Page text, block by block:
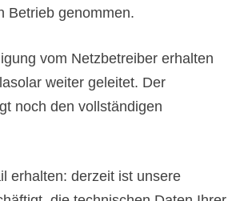
Betrieb genommen.
vom Netzbetreiber erhalten
weiter geleitet. Der
noch den vollständigen
erhalten: derzeit ist unsere